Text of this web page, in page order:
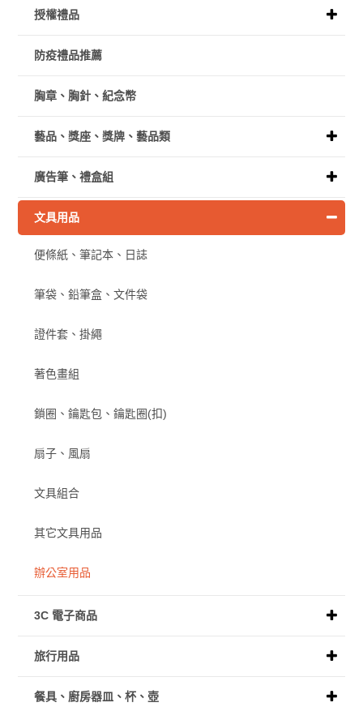
授權禮品
防疫禮品推薦
胸章、胸針、紀念幣
藝品、獎座、獎牌、藝品類
廣告筆、禮盒組
文具用品
便條紙、筆記本、日誌
筆袋、鉛筆盒、文件袋
證件套、掛繩
著色畫組
鎖圈、鑰匙包、鑰匙圈(扣)
扇子、風扇
文具組合
其它文具用品
辦公室用品
3C 電子商品
旅行用品
餐具、廚房器皿、杯、壺